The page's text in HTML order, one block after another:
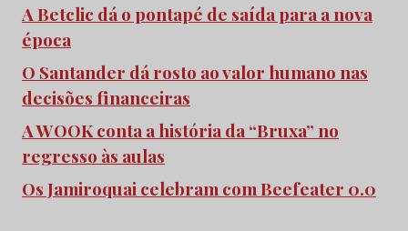
A Betclic dá o pontapé de saída para a nova
época
O Santander dá rosto ao valor humano nas
decisões financeiras
A WOOK conta a história da “Bruxa” no
regresso às aulas
Os Jamiroquai celebram com Beefeater 0.0